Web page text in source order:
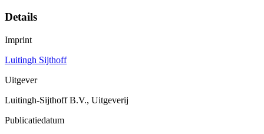
Details
Imprint
Luitingh Sijthoff
Uitgever
Luitingh-Sijthoff B.V., Uitgeverij
Publicatiedatum